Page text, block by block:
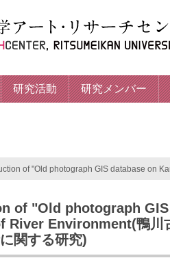
研究活動 研究メンバー
of "Old photograph GIS database on
of "Old photograph
Environment(鴨川
関する研究)